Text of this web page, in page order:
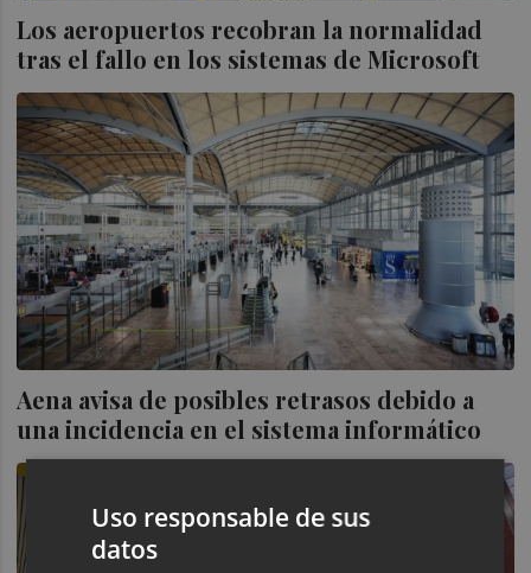
Los aeropuertos recobran la normalidad
tras el fallo en los sistemas de Microsoft
Aena avisa de posibles retrasos debido a
una incidencia en el sistema informático
Uso responsable de sus
datos